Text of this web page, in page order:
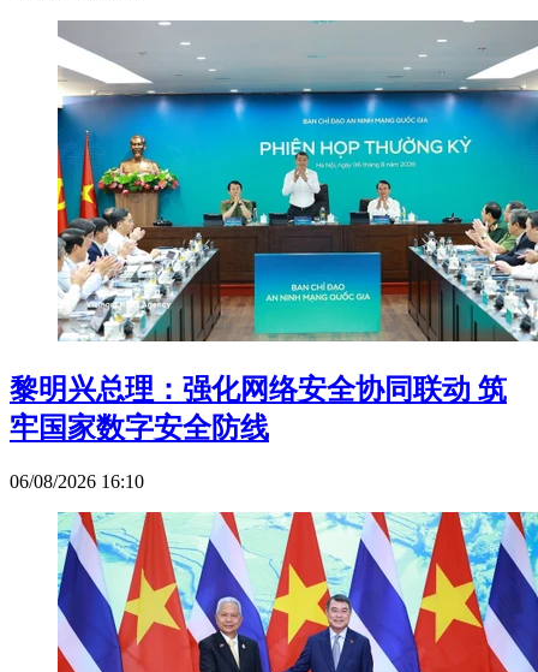
黎明兴总理：强化网络安全协同联动 筑
牢国家数字安全防线
06/08/2026 16:10